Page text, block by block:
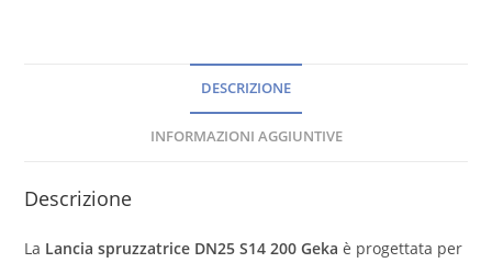
DESCRIZIONE
INFORMAZIONI AGGIUNTIVE
Descrizione
La Lancia spruzzatrice DN25 S14 200 Geka è progettata per